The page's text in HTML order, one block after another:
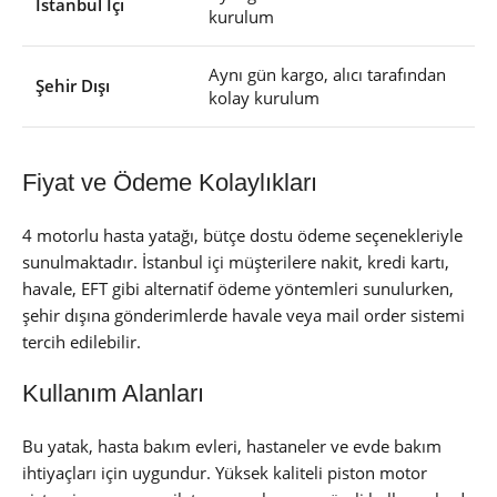
kurulum
Şehir Dışı
Aynı gün kargo, alıcı tarafından
kolay kurulum
Fiyat ve Ödeme Kolaylıkları
4 motorlu hasta yatağı, bütçe dostu ödeme seçenekleriyle
sunulmaktadır. İstanbul içi müşterilere nakit, kredi kartı,
havale, EFT gibi alternatif ödeme yöntemleri sunulurken,
şehir dışına gönderimlerde havale veya mail order sistemi
tercih edilebilir.
Kullanım Alanları
Bu yatak, hasta bakım evleri, hastaneler ve evde bakım
ihtiyaçları için uygundur. Yüksek kaliteli piston motor